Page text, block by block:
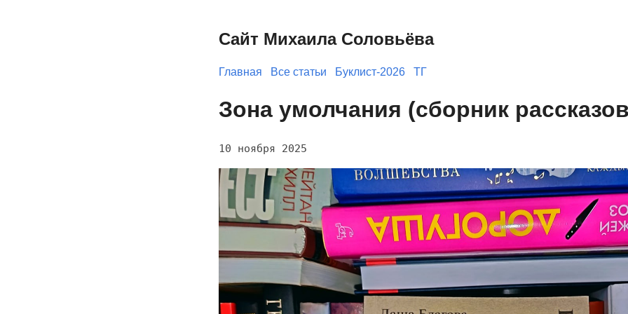
Сайт Михаила Соловьёва
Главная Все статьи Буклист-2026 ТГ
Зона умолчания (сборник
10 ноября 2025